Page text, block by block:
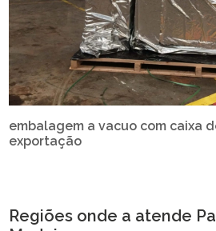
embalagem a vacuo com caixa
exportação
Regiões onde a atende